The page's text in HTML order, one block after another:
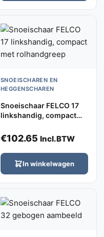
SNOEISCHAREN EN
HEGGENSCHAREN
Snoeischaar FELCO 17
linkshandig, compact
€102.65 Incl.BTW
In winkelwagen